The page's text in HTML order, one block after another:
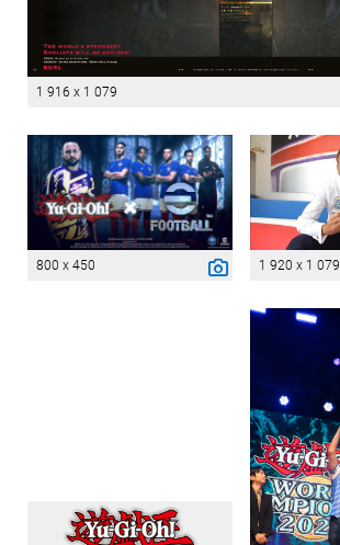
1 916 x 1 079
800 x 450 1 920 x 1 079